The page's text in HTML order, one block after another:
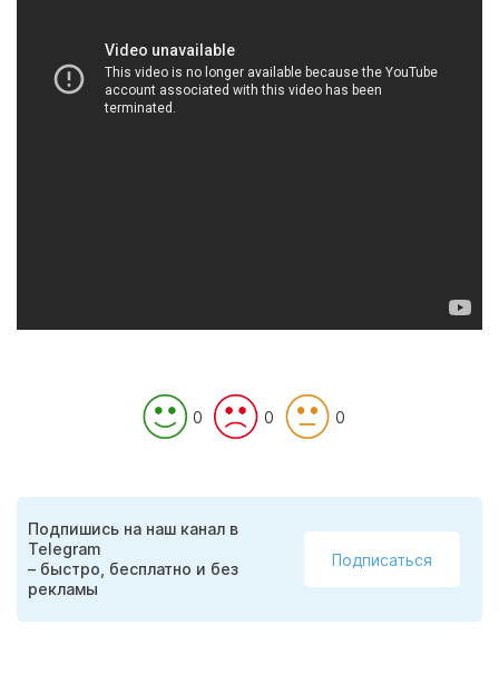
0 0 0
Подпишись на наш канал в
Telegram
– быстро, бесплатно и без
рекламы
Подписаться